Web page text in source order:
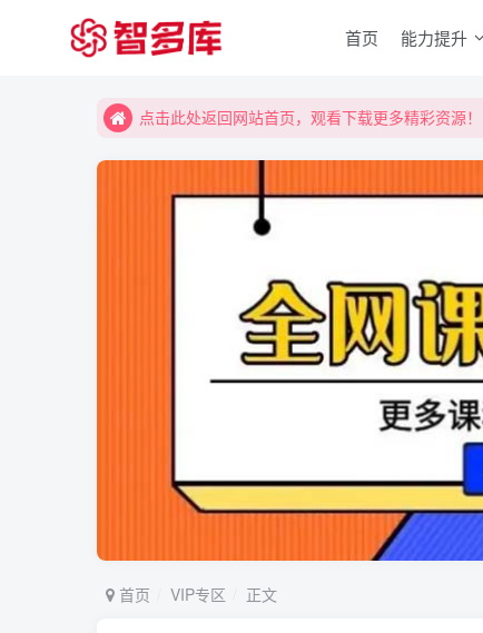
首页 能力提升
点击此处返回网站首页，观看下载更多精彩资源！
点击此处返回网站首页，观看下载更多精彩资源！
首页 VIP专区 正文